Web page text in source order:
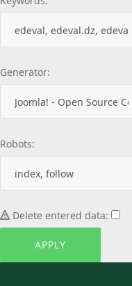
Generator:
Robots:
Delete entered data: